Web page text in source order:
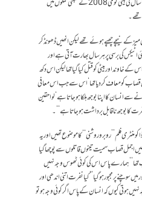
نیچے چھپے ہوئے تھے لیکن انھیں ڈھونڈ کر
اٹیکس کی برسی پر ہر سال بھارت آتی ہے اور
خاوند اور بیٹی کو قتل کیا گیا تھا لیکن اس دکھ
قصاب کو معاف کر دیا تھا‘ اس سے جب اس معافی
انسان کا اپنا بوجھ ہلکا ہو جاتا ہے‘ لواحقین
کا بوجھ ناقابل برداشت ہوجاتا ہے‘‘۔
فلم ’’روبروروشنی‘‘ کا موضوع تھیں اور یہ
میں اجمل قصاب سمیت تینوں قاتلوں سے پوچھا گیا
تھا ’’ہمارے پاس اس کی کوئی ٹھوس وجہ نہیں
پر مجبور ہوگیا ’’کیا نفرت اتنی اندھی اور
ہوتی کیوں کہ انسان کے پاس اگر کوئی وجہ ہو تو